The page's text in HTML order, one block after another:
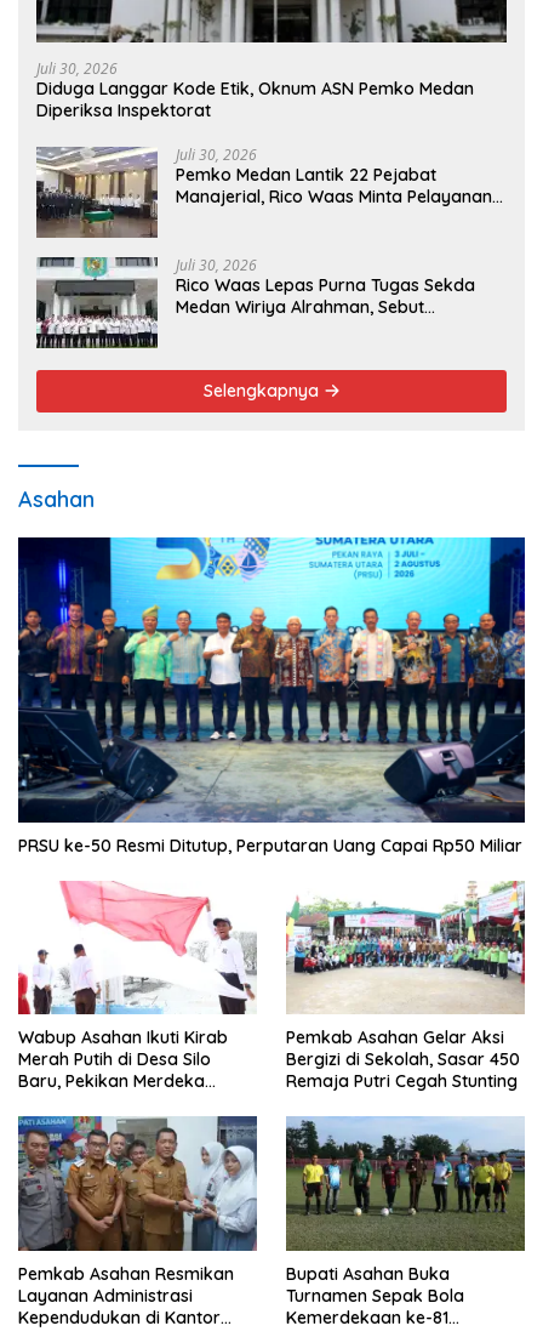
Juli 30, 2026
Diduga Langgar Kode Etik, Oknum ASN Pemko Medan
Diperiksa Inspektorat
Juli 30, 2026
Pemko Medan Lantik 22 Pejabat
Manajerial, Rico Waas Minta Pelayanan
Juli 30, 2026
Rico Waas Lepas Purna Tugas Sekda
Medan Wiriya Alrahman, Sebut
Selengkapnya
Asahan
PRSU ke-50 Resmi Ditutup, Perputaran Uang Capai Rp50 Miliar
Wabup Asahan Ikuti Kirab
Merah Putih di Desa Silo
Baru, Pekikan Merdeka
Pemkab Asahan Gelar Aksi
Bergizi di Sekolah, Sasar 450
Remaja Putri Cegah Stunting
Pemkab Asahan Resmikan
Layanan Administrasi
Kependudukan di Kantor
Bupati Asahan Buka
Turnamen Sepak Bola
Kemerdekaan ke-81